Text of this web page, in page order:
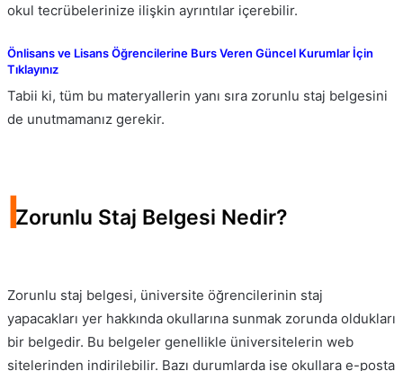
okul tecrübelerinize ilişkin ayrıntılar içerebilir.
Önlisans ve Lisans Öğrencilerine Burs Veren Güncel Kurumlar İçin
Tıklayınız
Tabii ki, tüm bu materyallerin yanı sıra zorunlu staj belgesini
de unutmamanız gerekir.
IZorunlu Staj Belgesi Nedir?
Zorunlu staj belgesi, üniversite öğrencilerinin staj
yapacakları yer hakkında okullarına sunmak zorunda oldukları
bir belgedir. Bu belgeler genellikle üniversitelerin web
sitelerinden indirilebilir. Bazı durumlarda ise okullara e-posta